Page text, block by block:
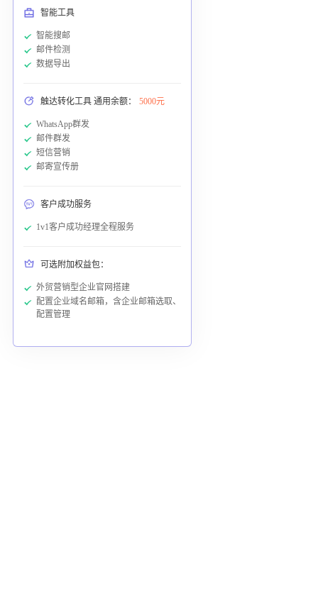
智能工具
智能搜邮
邮件检测
数据导出
触达转化工具 通用余额： 5000元
WhatsApp群发
邮件群发
短信营销
邮寄宣传册
客户成功服务
1v1客户成功经理全程服务
可选附加权益包：
外贸营销型企业官网搭建
配置企业域名邮箱，含企业邮箱选取、
配置管理